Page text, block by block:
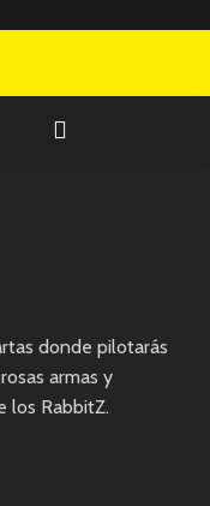
donde pilotarás
armas y
los RabbitZ.